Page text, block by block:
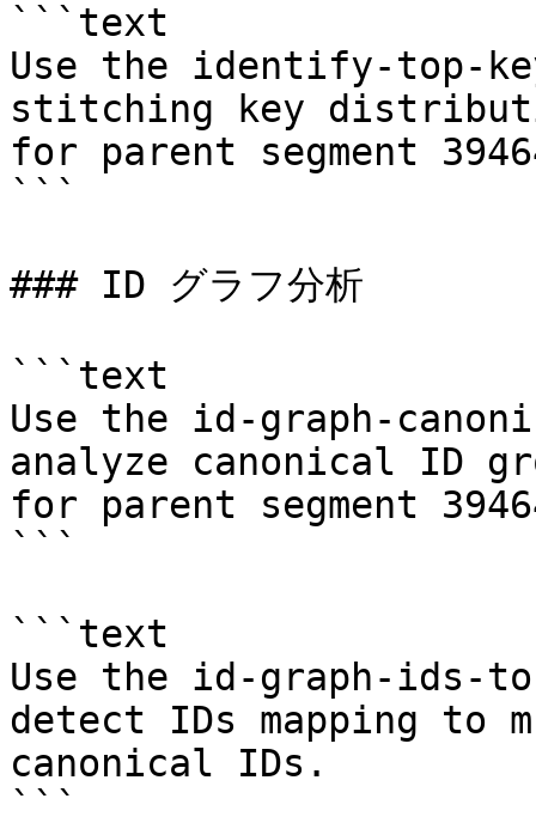
```text
Use the identify-top-
stitching key
for parent segment
```
### ID グラフ分析
```text
Use the id-graph-
analyze canonical ID
for parent segment
```
```text
Use the id-graph-
detect IDs mapping to
canonical IDs.
```